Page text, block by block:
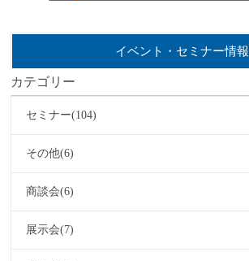
イベント・セミナー情報
カテゴリー
セミナー(104)
その他(6)
商談会(6)
展示会(7)